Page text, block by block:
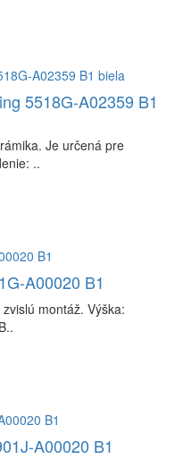
5518G-A02359 B1
Je určená pre
..
A00020 B1
montáž. Výška:
A00020 B1